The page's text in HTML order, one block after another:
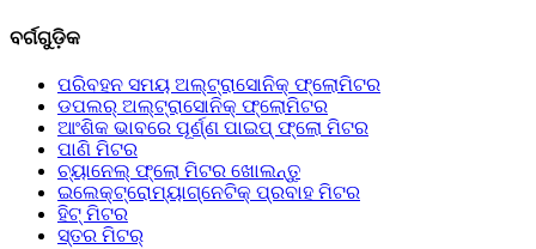
ବର୍ଗଗୁଡ଼ିକ
ପରିବହନ ସମୟ ଅଲ୍ଟ୍ରାସୋନିକ୍ ଫ୍ଲୋମିଟର
ଡପଲର୍ ଅଲ୍ଟ୍ରାସୋନିକ୍ ଫ୍ଲୋମିଟର
ଆଂଶିକ ଭାବରେ ପୂର୍ଣ୍ଣ ପାଇପ୍ ଫ୍ଲୋ ମିଟର
ପାଣି ମିଟର
ଚ୍ୟାନେଲ୍ ଫ୍ଲୋ ମିଟର ଖୋଲନ୍ତୁ
ଇଲେକ୍ଟ୍ରୋମ୍ୟାଗ୍ନେଟିକ୍ ପ୍ରବାହ ମିଟର
ହିଟ୍ ମିଟର
ସ୍ତର ମିଟର୍